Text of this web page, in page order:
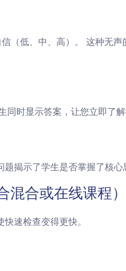
（低、中、高）。 这种无
时显示答案，让您立即了解
揭示了学生是否掌握了核心
混合或在线课程）
速检查变得更快。